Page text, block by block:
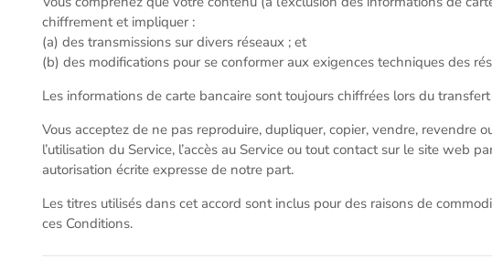
chiffrement et impliquer :
(a) des transmissions sur divers réseaux ; et
(b) des modifications pour se conformer aux exigences techniques des
Les informations de carte bancaire sont toujours chiffrées lors du
Vous acceptez de ne pas reproduire, dupliquer, copier, vendre, revendre
l’utilisation du Service, l’accès au Service ou tout contact sur le site web
autorisation écrite expresse de notre part.
Les titres utilisés dans cet accord sont inclus pour des raisons de
ces Conditions.